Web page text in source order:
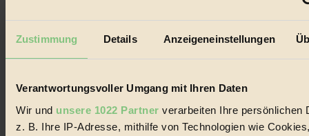
Zustimmung Details Anzeigeneinstellungen
Verantwortungsvoller Umgang mit Ihren Daten
Wir und unsere 1022 Partner verarbeiten Ihre persönlichen
z. B. Ihre IP-Adresse, mithilfe von Technologien wie
Außerdem im Heft
RISKANT:Wenn Meeres- und Wildvögel im
GEMEIN:Tropische Stechmücken fühlen sich in
GEMEINER:Es gibt nun Weinflaschen, die nach
Entleerung voll wieder zu dir zurückkommen.